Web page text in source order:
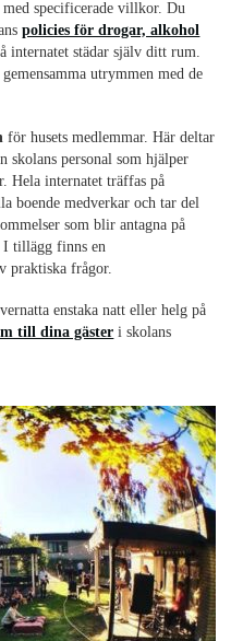
specificerade villkor. Du
policies för drogar, alkohol
internatet städar själv ditt rum.
utrymmen med de
för husets medlemmar. Här deltar
skolans personal som hjälper
Hela internatet träffas på
boende medverkar och tar del
som blir antagna på
I tillägg finns en
praktiska frågor.
enstaka natt eller helg på
till dina gäster i skolans